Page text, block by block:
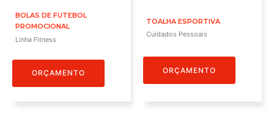
BOLAS DE FUTEBOL
PROMOCIONAL
Linha Fitness
ORÇAMENTO
TOALHA ESPORTIVA
Cuidados Pessoais
ORÇAMENTO